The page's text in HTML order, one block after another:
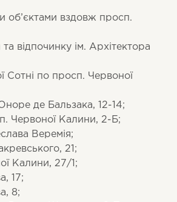
об’єктами вздовж просп.
відпочинку ім. Архітектора
Сотні по просп. Червоної
де Бальзака, 12-14;
Червоної Калини, 2-Б;
Веремія;
21;
Калини, 27/1;
17;
8;